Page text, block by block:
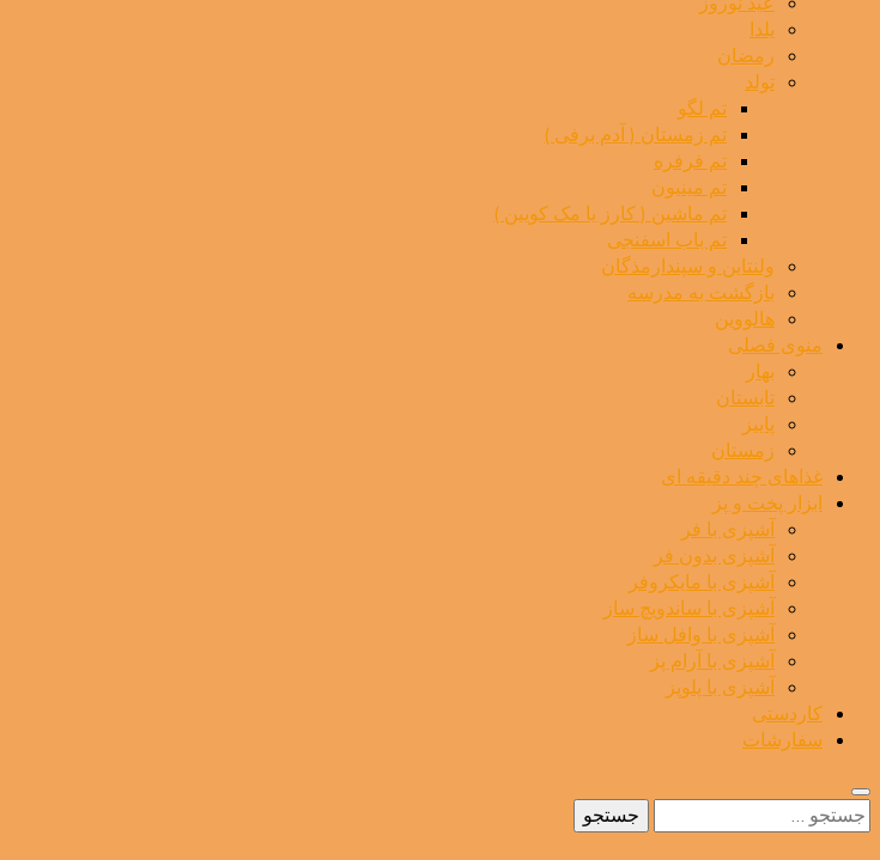
یلدا
رمضان
تولد
تم لگو
تم زمستان ( آدم برفی )
تم فرفره
تم مینیون
تم ماشین ( کارز یا مک کویین )
تم باب اسفنجی
ولنتاین و سپندارمذگان
بازگشت به مدرسه
هالووین
منوی فصلی
بهار
تابستان
پاییز
زمستان
غذاهای چند دقیقه ای
ابزار پخت و پز
آشپزی با فر
آشپزی بدون فر
آشپزی با مایکروفر
آشپزی با ساندویچ ساز
آشپزی با وافل ساز
آشپزی با آرام پز
آشپزی با پلوپز
کاردستی
سفارشات
جستجو
برای: